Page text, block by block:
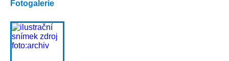
Fotogalerie